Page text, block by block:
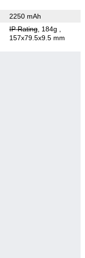
2250 mAh
IP Rating, 184g
157x79.5x9.5 mm